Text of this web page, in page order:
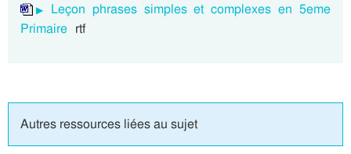
Leçon phrases simples et complexes en 5eme
Primaire rtf
Autres ressources liées au sujet